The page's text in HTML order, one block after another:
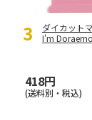
3
ダイカット
I'm
418円
(送料別・税込)